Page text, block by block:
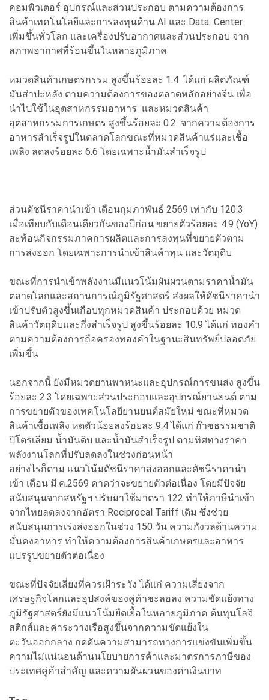
คอมพิวเตอร์ อุปกรณ์และส่วนประกอบ ตามความต้องการ
สินค้าเทคโนโลยีและการลงทุนด้าน AI และ Data Center
เพิ่มขึ้นทั่วโลก และเครื่องปรับอากาศและส่วนประกอบ จาก
สภาพอากาศที่ร้อนขึ้นในหลายภูมิภาค
หมวดสินค้าเกษตรกรรม สูงขึ้นร้อยละ 1.4 ได้แก่ ผลิตภัณฑ์
มันสำปะหลัง ตามความต้องการของตลาดหลักอย่างจีน เพื่อ
นำไปใช้ในอุตสาหกรรมอาหาร และหมวดสินค้า
อุตสาหกรรมการเกษตร สูงขึ้นร้อยละ 0.2 จากความต้องการ
อาหารสำเร็จรูปในตลาดโลกขณะที่หมวดสินค้าแร่และเชื้อ
เพลิง ลดลงร้อยละ 6.6 โดยเฉพาะน้ำมันสำเร็จรูป
ส่วนดัชนีราคานำเข้า เดือนกุมภาพันธ์ 2569 เท่ากับ 120.3
เมื่อเทียบกับเดือนเดียวกันของปีก่อน ขยายตัวร้อยละ 4.9 (YoY)
สะท้อนกิจกรรมภาคการผลิตและการลงทุนที่ขยายตัวตาม
การส่งออก โดยเฉพาะการนำเข้าสินค้าทุน และวัตถุดิบ
ขณะที่การนำเข้าพลังงานมีแนวโน้มผันผวนตามราคาน้ำมัน
ตลาดโลกและสถานการณ์ภูมิรัฐศาสตร์ ส่งผลให้ดัชนีราคานำ
เข้าปรับตัวสูงขึ้นเกือบทุกหมวดสินค้า ประกอบด้วย หมวด
สินค้าวัตถุดิบและกึ่งสำเร็จรูป สูงขึ้นร้อยละ 10.9 ได้แก่ ทองคำ
ตามความต้องการถือครองทองคำในฐานะสินทรัพย์ปลอดภัย
เพิ่มขึ้น
นอกจากนี้ ยังมีหมวดยานพาหนะและอุปกรณ์การขนส่ง สูงขึ้น
ร้อยละ 2.3 โดยเฉพาะส่วนประกอบและอุปกรณ์ยานยนต์ ตาม
การขยายตัวของเทคโนโลยียานยนต์สมัยใหม่ ขณะที่หมวด
สินค้าเชื้อเพลิง หดตัวน้อยลงร้อยละ 9.4 ได้แก่ ก๊าซธรรมชาติ
ปิโตรเลียม น้ำมันดิบ และน้ำมันสำเร็จรูป ตามทิศทางราคา
พลังงานโลกที่ปรับลดลงในช่วงก่อนหน้า
อย่างไรก็ตาม แนวโน้มดัชนีราคาส่งออกและดัชนีราคานำ
เข้า เดือน มี.ค.2569 คาดว่าจะขยายตัวต่อเนื่อง โดยมีปัจจัย
สนับสนุนจากสหรัฐฯ ปรับมาใช้มาตรา 122 ทำให้ภาษีนำเข้า
จากไทยลดลงจากอัตรา Reciprocal Tariff เดิม ซึ่งช่วย
สนับสนุนการเร่งส่งออกในช่วง 150 วัน ความกังวลด้านความ
มั่นคงอาหาร ทำให้ความต้องการสินค้าเกษตรและอาหาร
แปรรูปขยายตัวต่อเนื่อง
ขณะที่ปัจจัยเสี่ยงที่ควรเฝ้าระวัง ได้แก่ ความเสี่ยงจาก
เศรษฐกิจโลกและอุปสงค์ของคู่ค้าชะลอลง ความขัดแย้งทาง
ภูมิรัฐศาสตร์ยังมีแนวโน้มยืดเยื้อในหลายภูมิภาค ต้นทุนโลจิ
สติกส์และค่าระวางเรือสูงขึ้นจากความขัดแย้งใน
ตะวันออกกลาง กดดันความสามารถทางการแข่งขันเพิ่มขึ้น
ความไม่แน่นอนด้านนโยบายการค้าและมาตรการภาษีของ
ประเทศคู่ค้าสำคัญ และความผันผวนของค่าเงินบาท